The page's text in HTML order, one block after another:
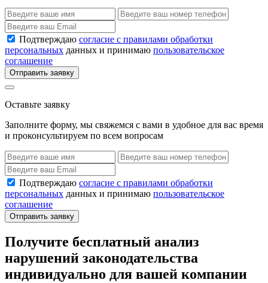
Подтверждаю согласие с правилами обработки
персональных данных и принимаю пользовательское
соглашение
Отправить заявку
Оставьте заявку
Заполните форму, мы свяжемся с вами в удобное для вас время
и проконсультируем по всем вопросам
Подтверждаю согласие с правилами обработки
персональных данных и принимаю пользовательское
соглашение
Отправить заявку
Получите бесплатный анализ
нарушений законодательства
индивидуально для вашей компании